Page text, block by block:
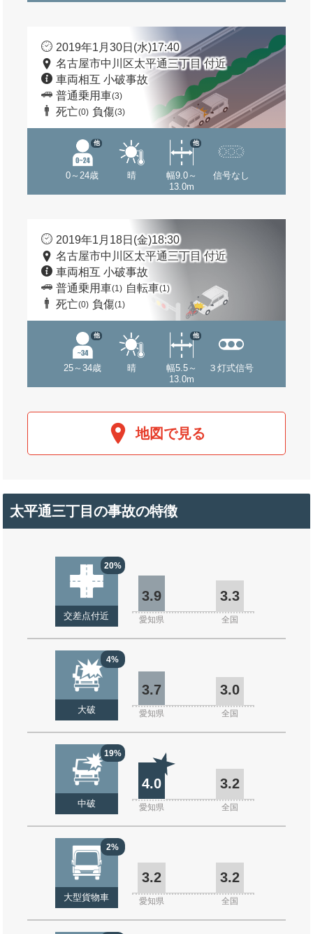
2019年1月30日(水)17:40
名古屋市中川区太平通三丁目 付近
車両相互 小破事故
普通乗用車(3)
死亡(0) 負傷(3)
0～24歳
他
晴
幅9.0～
13.0m
他
信号なし
2019年1月18日(金)18:30
名古屋市中川区太平通三丁目 付近
車両相互 小破事故
普通乗用車(1) 自転車(1)
死亡(0) 負傷(1)
25～34歳
他
晴
幅5.5～
13.0m
他
３灯式信号
地図で見る
太平通三丁目の事故の特徴
20%
交差点付近
3.9 3.3
愛知県 全国
4%
大破
3.7 3.0
愛知県 全国
19%
中破
4.0 3.2
愛知県 全国
2%
大型貨物車
3.2 3.2
愛知県 全国